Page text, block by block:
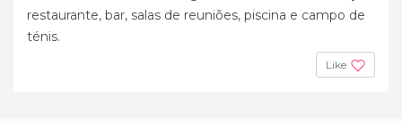
restaurante, bar, salas de reuniões, piscina e campo de
ténis.
Like